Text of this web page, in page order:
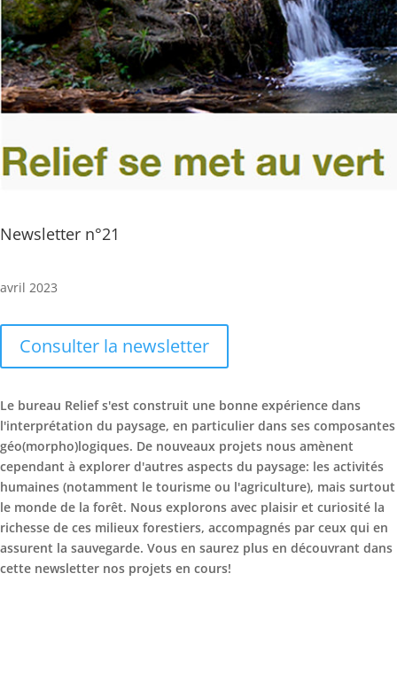
Newsletter n°21
avril 2023
Consulter la newsletter
Le bureau Relief s'est construit une bonne expérience dans
l'interprétation du paysage, en particulier dans ses composantes
géo(morpho)logiques. De nouveaux projets nous amènent
cependant à explorer d'autres aspects du paysage: les activités
humaines (notamment le tourisme ou l'agriculture), mais surtout
le monde de la forêt. Nous explorons avec plaisir et curiosité la
richesse de ces milieux forestiers, accompagnés par ceux qui en
assurent la sauvegarde. Vous en saurez plus en découvrant dans
cette newsletter nos projets en cours!